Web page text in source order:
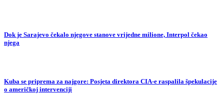
Dok je Sarajevo čekalo njegove stanove vrijedne milione, Interpol čekao
njega
Kuba se priprema za najgore: Posjeta direktora CIA-e raspalila špekulacije
o američkoj intervenciji